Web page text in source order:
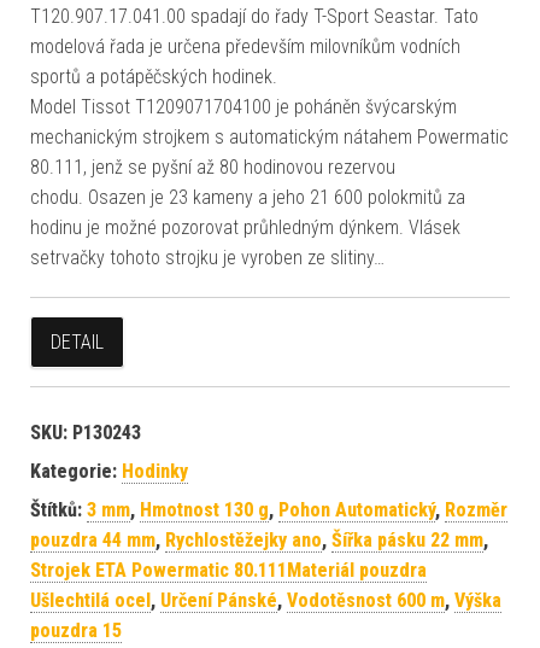
T120.907.17.041.00 spadají do řady T-Sport Seastar. Tato
modelová řada je určena především milovníkům vodních
sportů a potápěčských hodinek.
Model Tissot T1209071704100 je poháněn švýcarským
mechanickým strojkem s automatickým nátahem Powermatic
80.111, jenž se pyšní až 80 hodinovou rezervou
chodu. Osazen je 23 kameny a jeho 21 600 polokmitů za
hodinu je možné pozorovat průhledným dýnkem. Vlásek
setrvačky tohoto strojku je vyroben ze slitiny…
DETAIL
SKU: P130243
Kategorie: Hodinky
Štítků: 3 mm, Hmotnost 130 g, Pohon Automatický, Rozměr
pouzdra 44 mm, Rychlostěžejky ano, Šířka pásku 22 mm,
Strojek ETA Powermatic 80.111Materiál pouzdra
Ušlechtilá ocel , Určení Pánské, Vodotěsnost 600 m, Výška
pouzdra 15